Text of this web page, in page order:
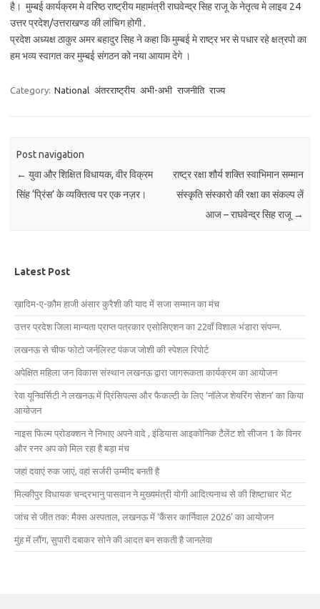
है। मुम्बई कार्यक्रम मे वरिष्ठ राष्ट्रीय महामंत्री राघवेन्द्र सिह राजू के नेतृत्व मे लाइव 24
उत्तर प्रदेश/उत्तराखण्ड की लांचिग होगी .
प्रदेश अध्यक्ष ठाकुर अमर बहादुर सिह ने कहा कि मुम्बई मे राष्ट्र भर से पधार रहे क्षत्रपो का
हम भव्य स्वागत कर मुम्बई संगठन को नया आयाम देगे ।
Category: National अंतरराष्ट्रीय अभी-अभी राजनीति राज्य
Post navigation
← युवा और शिक्षित विधायक, वीर विक्रम
सिंह ‘प्रिंस’ के व्यक्तित्व पर एक नज़र।
राष्ट्र रक्षा शौर्य शक्ति स्वाभिमान सम्मान
संस्कृति संस्कारो की रक्षा का संकल्प लें
आज – राघवेन्द्र सिह राजू →
Latest Post
ख़ादिम-ए-क़ौम हाजी अंसार कुरैशी की याद में सजा सम्मान का मंच
उत्तर प्रदेश जिला मान्यता प्राप्त पत्रकार एसोसिएशन का 22वाँ विशाल भंडारा संपन्न.
लखनऊ से चीफ फोटो जर्नलिस्ट पंकज जोशी की स्पेशल रिपोर्ट
अपेक्षित महिला जन विकास संस्थान लखनऊ द्वारा जागरूकता कार्यक्रम का आयोजन
रेवा यूनिवर्सिटी ने लखनऊ में प्रिंसिपल्स और फैकल्टी के लिए ‘नॉलेज शेयरिंग सेशन’ का किया
आयोजन
नाइस फिल्म प्रोडक्शन ने निभाए अपने वादे , इंडियास आइकोनिक टैलेंट शो सीजन 1 के विनर
और रनर अप को मिल रहा है बड़ा मंच
जहां दवाएं रुक जाएं, वहां सर्जरी उम्मीद बनती है
मिल्कीपुर विधायक चन्द्रभानु पासवान ने मुख्यमंत्री योगी आदित्यनाथ से की शिष्टाचार भेंट
जांच से जीत तक: मैक्स अस्पताल, लखनऊ में ‘कैंसर कार्निवाल 2026’ का आयोजन
मुंह में लौंग, सुपारी दबाकर सोने की आदत बन सकती है जानलेवा